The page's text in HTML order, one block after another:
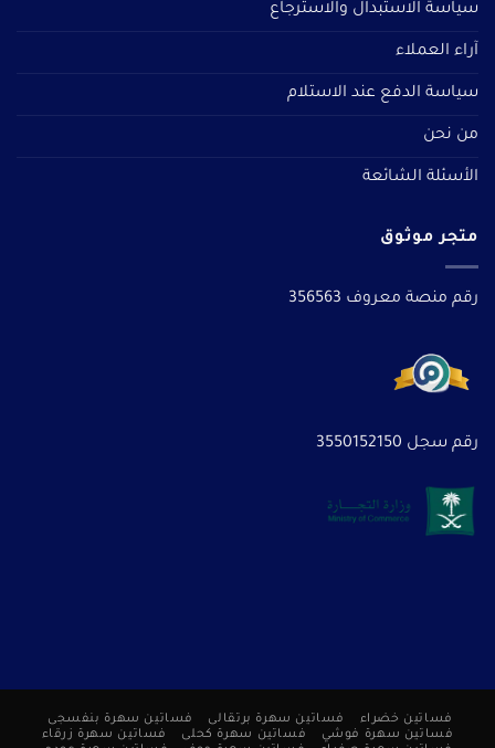
سياسة الاستبدال والاسترجاع
آراء العملاء
سياسة الدفع عند الاستلام
من نحن
الأسئلة الشائعة
متجر موثوق
رقم منصة معروف 356563
رقم سجل 3550152150
فساتين خضراء فساتين سهرة برتقالى
فساتين سهرة بنفسجى
فساتين سهرة فوشي
فساتين سهرة كحلى
فساتين سهرة زرقاء